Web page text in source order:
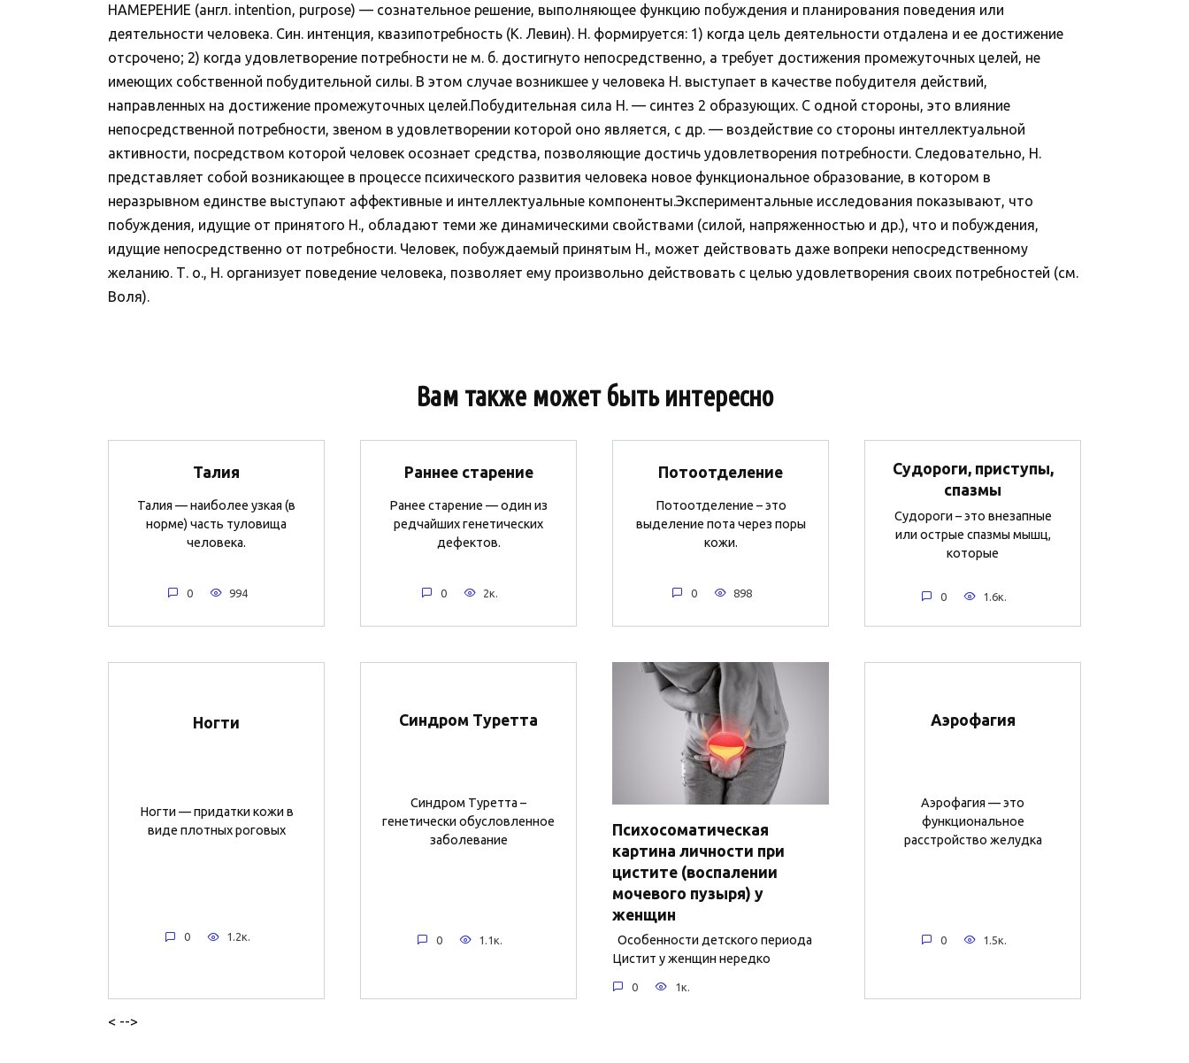
НАМЕРЕНИЕ (англ. intention, purpose) — сознательное решение, выполняющее функцию побуждения и планирования поведения или
деятельности человека. Син. интенция, квазипотребность (К. Левин). Н. формируется: 1) когда цель деятельности отдалена и ее достижение
отсрочено; 2) когда удовлетворение потребности не м. б. достигнуто непосредственно, а требует достижения промежуточных целей, не
имеющих собственной побудительной силы. В этом случае возникшее у человека Н. выступает в качестве побудителя действий,
направленных на достижение промежуточных целей.Побудительная сила Н. — синтез 2 образующих. С одной стороны, это влияние
непосредственной потребности, звеном в удовлетворении которой оно является, с др. — воздействие со стороны интеллектуальной
активности, посредством которой человек осознает средства, позволяющие достичь удовлетворения потребности. Следовательно, Н.
представляет собой возникающее в процессе психического развития человека новое функциональное образование, в котором в
неразрывном единстве выступают аффективные и интеллектуальные компоненты.Экспериментальные исследования показывают, что
побуждения, идущие от принятого Н., обладают теми же динамическими свойствами (силой, напряженностью и др.), что и побуждения,
идущие непосредственно от потребности. Человек, побуждаемый принятым Н., может действовать даже вопреки непосредственному
желанию. Т. о., Н. организует поведение человека, позволяет ему произвольно действовать с целью удовлетворения своих потребностей (см.
Воля).
Вам также может быть интересно
Талия
Талия — наиболее узкая (в
норме) часть туловища
человека.
0 994
Раннее старение
Ранее старение — один из
редчайших генетических
дефектов.
0 2к.
Потоотделение
Потоотделение – это
выделение пота через поры
кожи.
0 898
Судороги, приступы,
спазмы
Судороги – это внезапные
или острые спазмы мышц,
которые
0 1.6к.
Ногти
Ногти — придатки кожи в
виде плотных роговых
0 1.2к.
Синдром Туретта
Синдром Туретта –
генетически обусловленное
заболевание
0 1.1к.
Психосоматическая
картина личности при
цистите (воспалении
мочевого пузыря) у
женщин
Особенности детского периода
Цистит у женщин нередко
0 1к.
Аэрофагия
Аэрофагия — это
функциональное
расстройство желудка
0 1.5к.
< -->